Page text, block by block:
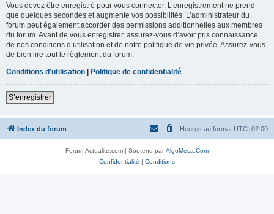
Vous devez être enregistré pour vous connecter. L’enregistrement ne prend
que quelques secondes et augmente vos possibilités. L’administrateur du
forum peut également accorder des permissions additionnelles aux membres
du forum. Avant de vous enregistrer, assurez-vous d’avoir pris connaissance
de nos conditions d’utilisation et de notre politique de vie privée. Assurez-vous
de bien lire tout le règlement du forum.
Conditions d’utilisation | Politique de confidentialité
S’enregistrer
Index du forum Heures au format UTC+02:00
Forum-Actualite.com | Soutenu parAlgoMeca.Com
Confidentialité | Conditions